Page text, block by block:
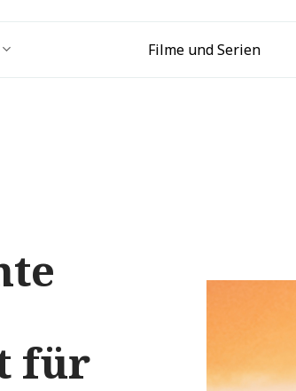
Filme und Serien
für